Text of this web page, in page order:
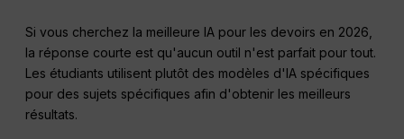
Si vous cherchez la meilleure IA pour les devoirs en 2026,
la réponse courte est qu'aucun outil n'est parfait pour tout.
Les étudiants utilisent plutôt des modèles d'IA spécifiques
pour des sujets spécifiques afin d'obtenir les meilleurs
résultats.